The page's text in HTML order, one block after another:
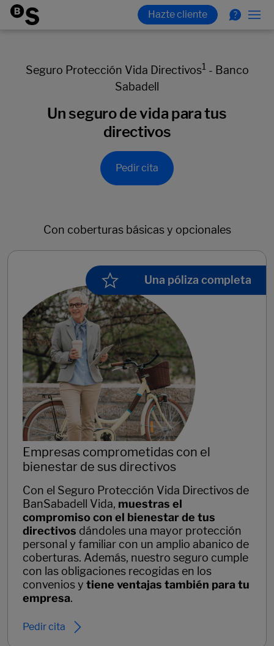
Seguro Protección Vida Directivos1- Banco
Sabadell
Un seguro de vida para tus
directivos
Pedir cita
Con coberturas básicas y opcionales
Una póliza completa
Empresas comprometidas con el
bienestar de sus directivos
Con el Seguro Protección Vida Directivos de
BanSabadell Vida, muestras el
compromiso con el bienestar de tus
directivos dándoles una mayor protección
personal y familiar con un amplio abanico de
coberturas. Además, nuestro seguro cumple
con las obligaciones recogidas en los
convenios y tiene ventajas también para tu
empresa.
Pedir cita